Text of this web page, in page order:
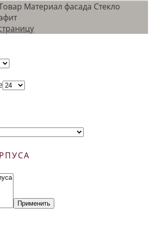
Материал фасада Стекло
Применить